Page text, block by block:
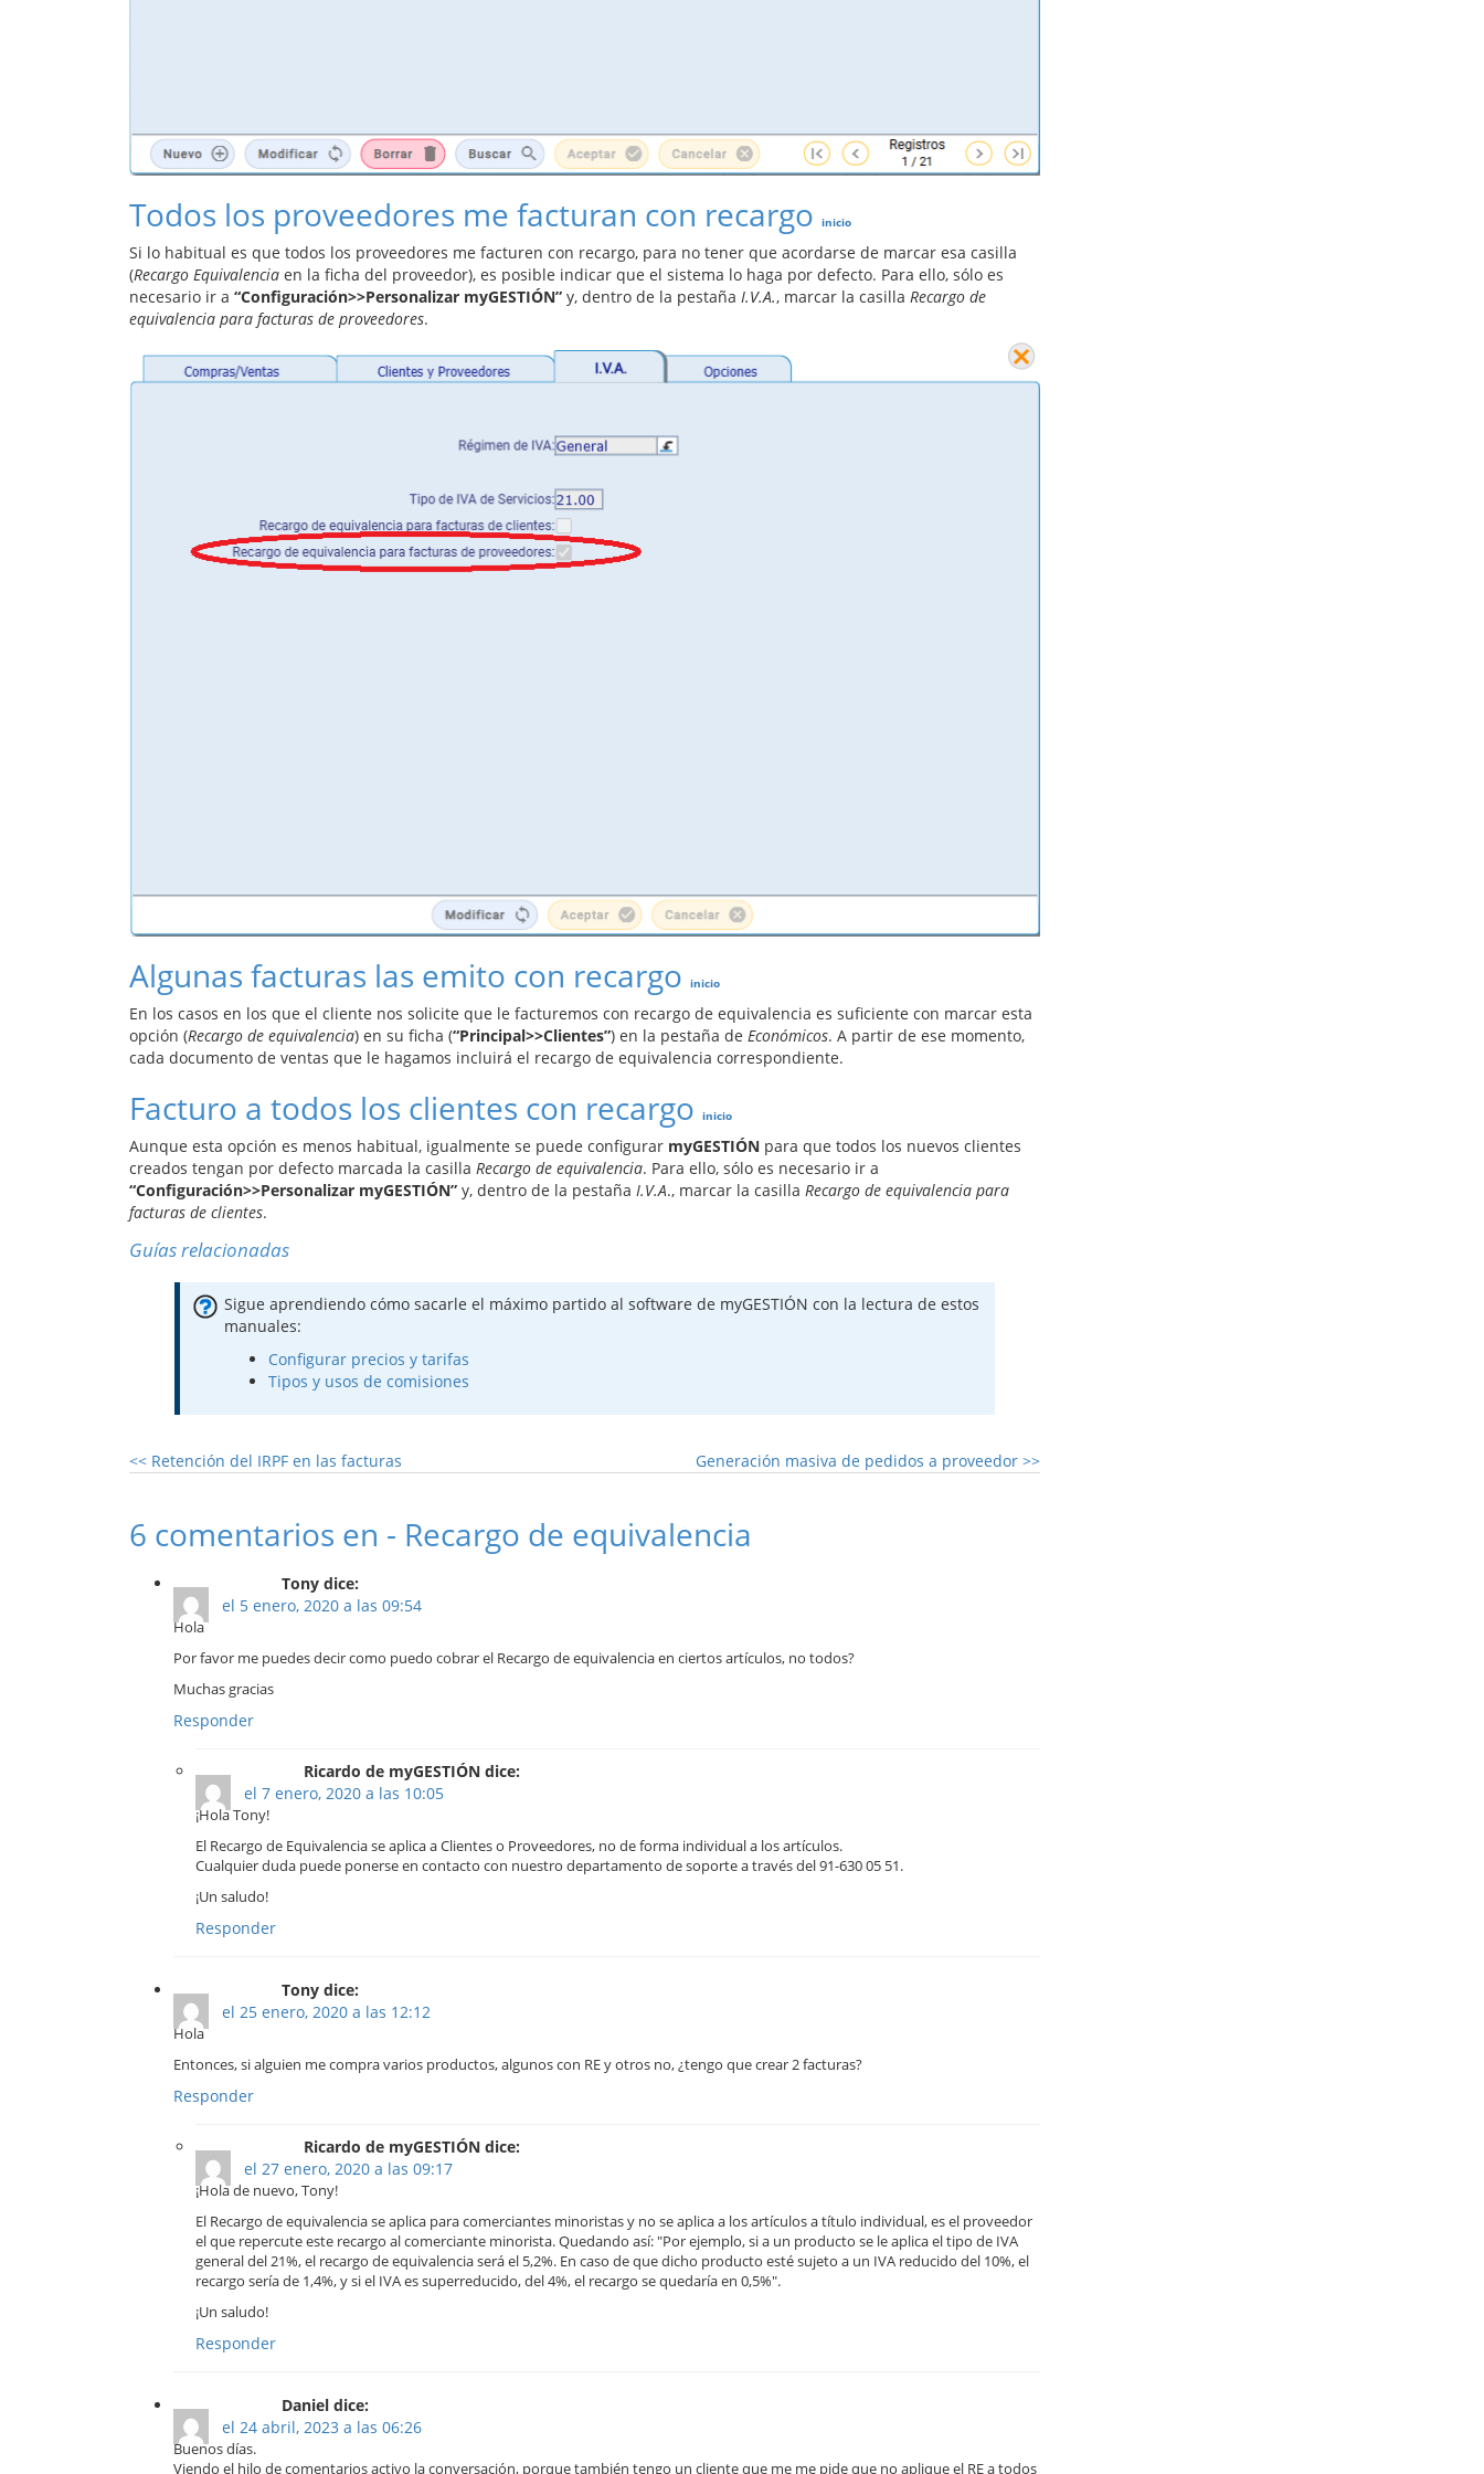
Todos los proveedores me facturan con recargo inicio
Si lo habitual es que todos los proveedores me facturen con recargo, para no tener que acordarse de marcar esa casilla
(Recargo Equivalencia en la ficha del proveedor), es posible indicar que el sistema lo haga por defecto. Para ello, sólo es
necesario ir a “Configuración>>Personalizar myGESTIÓN” y, dentro de la pestaña I.V.A., marcar la casilla Recargo de
equivalencia para facturas de proveedores.
Algunas facturas las emito con recargo inicio
En los casos en los que el cliente nos solicite que le facturemos con recargo de equivalencia es suficiente con marcar esta
opción (Recargo de equivalencia) en su ficha (“Principal>>Clientes”) en la pestaña de Económicos. A partir de ese momento,
cada documento de ventas que le hagamos incluirá el recargo de equivalencia correspondiente.
Facturo a todos los clientes con recargo inicio
Aunque esta opción es menos habitual, igualmente se puede configurar myGESTIÓN para que todos los nuevos clientes
creados tengan por defecto marcada la casilla Recargo de equivalencia. Para ello, sólo es necesario ir a
“Configuración>>Personalizar myGESTIÓN” y, dentro de la pestaña I.V.A., marcar la casilla Recargo de equivalencia para
facturas de clientes.
Guías relacionadas
Sigue aprendiendo cómo sacarle el máximo partido al software de myGESTIÓN con la lectura de estos
manuales:
Configurar precios y tarifas
Tipos y usos de comisiones
<< Retención del IRPF en las facturas Generación masiva de pedidos a proveedor >>
6 comentarios en - Recargo de equivalencia
Tony dice:
el 5 enero, 2020 a las 09:54
Hola
Por favor me puedes decir como puedo cobrar el Recargo de equivalencia en ciertos artículos, no todos?
Muchas gracias
Responder
Ricardo de myGESTIÓN dice:
el 7 enero, 2020 a las 10:05
¡Hola Tony!
El Recargo de Equivalencia se aplica a Clientes o Proveedores, no de forma individual a los artículos.
Cualquier duda puede ponerse en contacto con nuestro departamento de soporte a través del 91-630 05 51.
¡Un saludo!
Responder
Tony dice:
el 25 enero, 2020 a las 12:12
Hola
Entonces, si alguien me compra varios productos, algunos con RE y otros no, ¿tengo que crear 2 facturas?
Responder
Ricardo de myGESTIÓN dice:
el 27 enero, 2020 a las 09:17
¡Hola de nuevo, Tony!
El Recargo de equivalencia se aplica para comerciantes minoristas y no se aplica a los artículos a título individual, es el proveedor
el que repercute este recargo al comerciante minorista. Quedando así: "Por ejemplo, si a un producto se le aplica el tipo de IVA
general del 21%, el recargo de equivalencia será el 5,2%. En caso de que dicho producto esté sujeto a un IVA reducido del 10%, el
recargo sería de 1,4%, y si el IVA es superreducido, del 4%, el recargo se quedaría en 0,5%".
¡Un saludo!
Responder
Daniel dice:
el 24 abril, 2023 a las 06:26
Buenos días.
Viendo el hilo de comentarios activo la conversación, porque también tengo un cliente que me me pide que no aplique el RE a todos